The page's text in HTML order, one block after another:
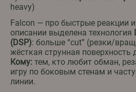
heavy)
Falcon — про быстрые реакции
описании выделена технология
(DSP): больше “cut” (резки/
жёсткая струнная поверхность
Кому: тем, кто любит обман,
игру по боковым стенам и
линии.